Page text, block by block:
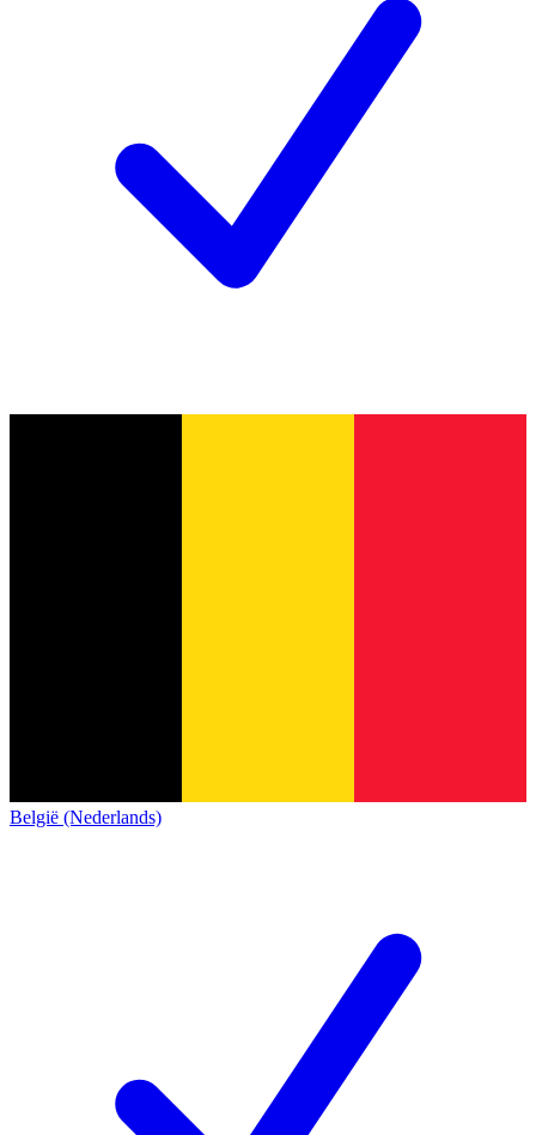
België (Nederlands)